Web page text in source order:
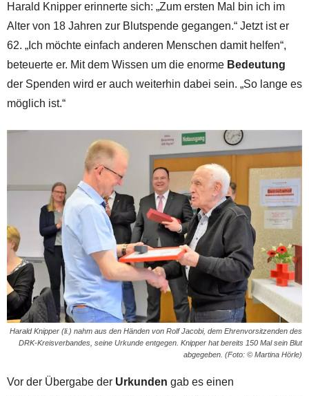
Harald Knipper erinnerte sich: „Zum ersten Mal bin ich im
Alter von 18 Jahren zur Blutspende gegangen.“ Jetzt ist er
62. „Ich möchte einfach anderen Menschen damit helfen“,
beteuerte er. Mit dem Wissen um die enorme Bedeutung
der Spenden wird er auch weiterhin dabei sein. „So lange es
möglich ist.“
Harald Knipper (li.) nahm aus den Händen von Rolf Jacobi, dem Ehrenvorsitzenden des
DRK-Kreisverbandes, seine Urkunde entgegen. Knipper hat bereits 150 Mal sein Blut
abgegeben. (Foto: © Martina Hörle)
Vor der Übergabe der Urkunden gab es einen